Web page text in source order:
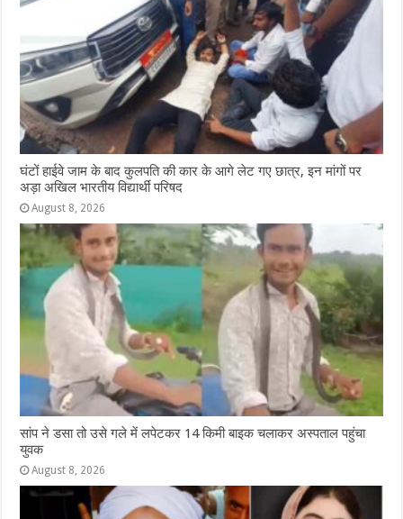
घंटों हाईवे जाम के बाद कुलपति की कार के आगे लेट गए छात्र, इन मांगों पर
अड़ा अखिल भारतीय विद्यार्थी परिषद
August 8, 2026
सांप ने डसा तो उसे गले में लपेटकर 14 किमी बाइक चलाकर अस्पताल पहुंचा
युवक
August 8, 2026